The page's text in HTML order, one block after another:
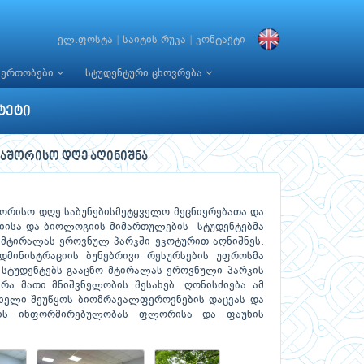
ელ.ფოსტა საიტის რუკა კონტაქტი
სტუდენტური ცხოვრება
დღე აღინიშნა
დღე საბუნებისმეტყველო მეცნიერებათა და
და ბიოლოგიის მიმართულების სტუდენტებმა
ეროვნულ პარკში ეკოტურით აღნიშნეს.
ბუნებრივი რესურსების უფროსმა
გააცნო მტირალას ეროვნული პარკის
მათი მნიშვნელობის შესახებ. ღონისძიება ამ
შეუწყოს ბიომრავალფეროვნების დაცვას და
ინფორმირებულობას ფლორისა და ფაუნის